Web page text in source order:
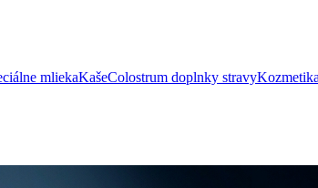
mliekaKašeColostrum doplnky stravyKozmetika